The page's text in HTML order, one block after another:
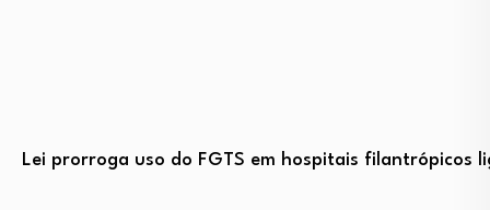
Lei prorroga uso do FGTS em hospitais filantrópicos